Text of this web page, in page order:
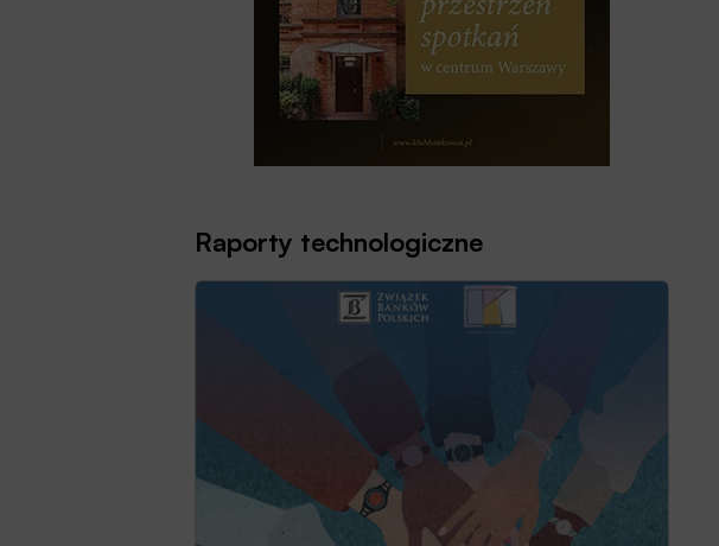
Raporty technologiczne